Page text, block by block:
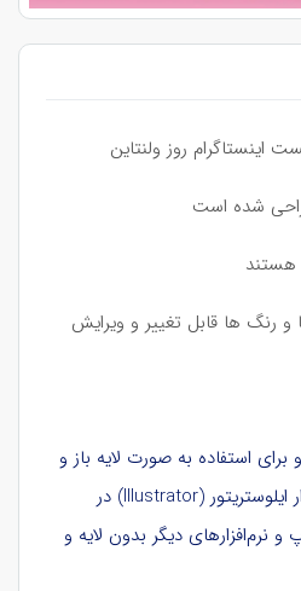
اینستاگرام روز ولنتاین
هستند
ها قابل تغییر و ویرایش
استفاده به صورت لایه باز و
قابل ویرایش، باید در نرم‌افزار ایلوستریتور (Illustrator) در
و نرم‌افزارهای دیگر بدون لایه و